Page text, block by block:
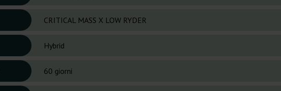
CRITICAL MASS X LOW RYDER
Hybrid
60 giorni